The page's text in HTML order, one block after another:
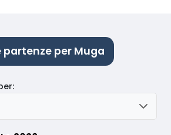
per Muga
: